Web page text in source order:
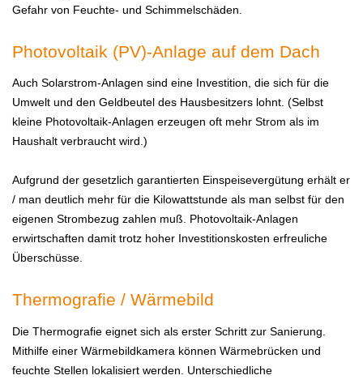
Gefahr von Feuchte- und Schimmelschäden.
Photovoltaik (PV)-Anlage auf dem Dach
Auch Solarstrom-Anlagen sind eine Investition, die sich für die
Umwelt und den Geldbeutel des Hausbesitzers lohnt. (Selbst
kleine Photovoltaik-Anlagen erzeugen oft mehr Strom als im
Haushalt verbraucht wird.)
Aufgrund der gesetzlich garantierten Einspeisevergütung erhält er
/ man deutlich mehr für die Kilowattstunde als man selbst für den
eigenen Strombezug zahlen muß. Photovoltaik-Anlagen
erwirtschaften damit trotz hoher Investitionskosten erfreuliche
Überschüsse.
Thermografie / Wärmebild
Die Thermografie eignet sich als erster Schritt zur Sanierung.
Mithilfe einer Wärmebildkamera können Wärmebrücken und
feuchte Stellen lokalisiert werden. Unterschiedliche